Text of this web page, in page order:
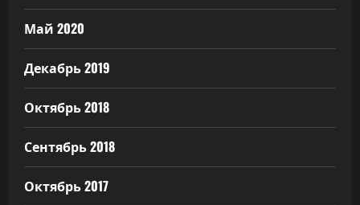
Май 2020
Декабрь 2019
Октябрь 2018
Сентябрь 2018
Октябрь 2017